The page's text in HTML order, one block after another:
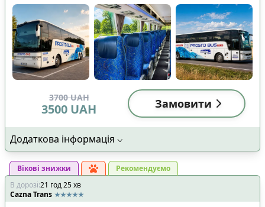
3700 UAH
3500 UAH Замовити
Додаткова інформація
Вікові знижки
Рекомендуємо
В дорозі:21 год25хв
Cazna Trans